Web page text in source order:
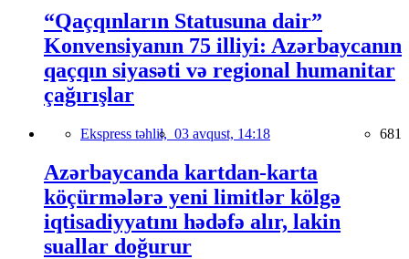
“Qaçqınların Statusuna dair”
Konvensiyanın 75 illiyi: Azərbaycanın
qaçqın siyasəti və regional humanitar
çağırışlar
Ekspress təhlil, 03 avqust, 14:18 681
Azərbaycanda kartdan-karta
köçürmələrə yeni limitlər kölgə
iqtisadiyyatını hədəfə alır, lakin
suallar doğurur